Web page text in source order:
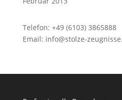
Telefon: +49 (6103) 3865888
Email: info@stolze-